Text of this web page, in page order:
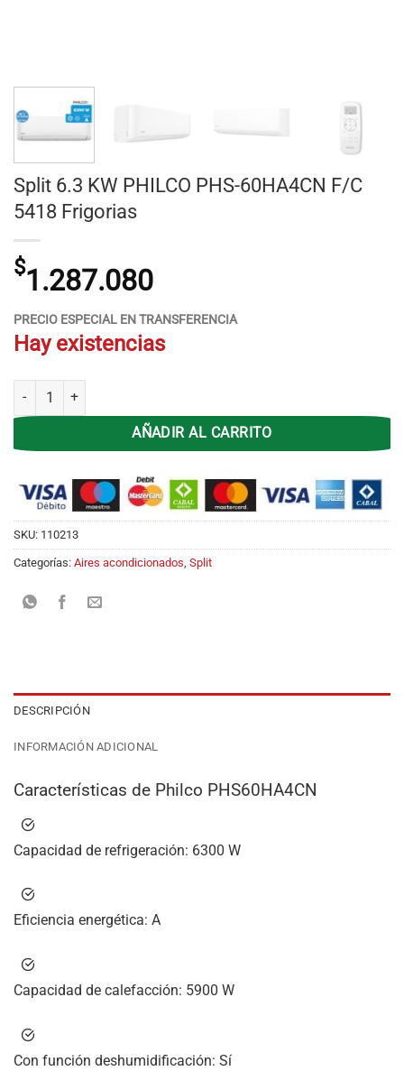
Split 6.3 KW PHILCO PHS-60HA4CN F/C
5418 Frigorias
$1.287.080
PRECIO ESPECIAL EN TRANSFERENCIA
Hay existencias
Split 6.3 KW PHILCO PHS-60HA4CN F/C 5418 Frigorias cantidad
AÑADIR AL CARRITO
SKU: 110213
Categorías: Aires acondicionados, Split
DESCRIPCIÓN
INFORMACIÓN ADICIONAL
Características de Philco PHS60HA4CN
Capacidad de refrigeración: 6300 W
Eficiencia energética: A
Capacidad de calefacción: 5900 W
Con función deshumidificación: Sí